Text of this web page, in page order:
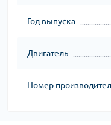
Год выпуска
Двигатель
Номер